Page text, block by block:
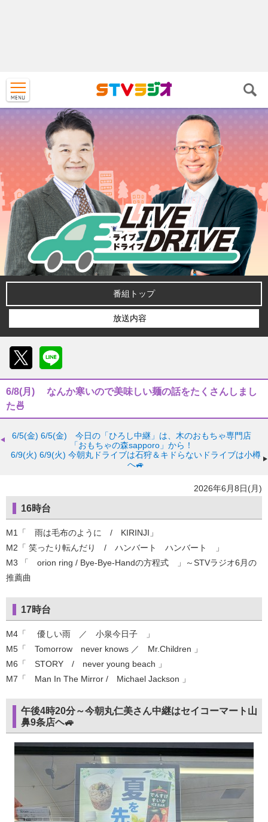
番組トップ
放送内容
6/8(月) なんか寒いので美味しい麺の話をたくさんしまし
た🍜
6/5(金) 6/5(金) 今日の「ひろし中継」は、木のおもちゃ専門店
「おもちゃの森sapporo」から！
6/9(火) 6/9(火) 今朝丸ドライブは石狩＆キドらないドライブは小樽
へ🚙
2026年6月8日(月)
16時台
M1「 雨は毛布のように / KIRINJI」
M2「 笑ったり転んだり / ハンバート ハンバート 」
M3 「 orion ring / Bye-Bye-Handの方程式 」～STVラジオ6月の
推薦曲
17時台
M4「 優しい雨 ／ 小泉今日子 」
M5「 Tomorrow never knows ／ Mr.Children 」
M6「 STORY / never young beach 」
M7「 Man In The Mirror / Michael Jackson 」
午後4時20分～今朝丸仁美さん中継はセイコーマート山
鼻9条店ヘ🚙